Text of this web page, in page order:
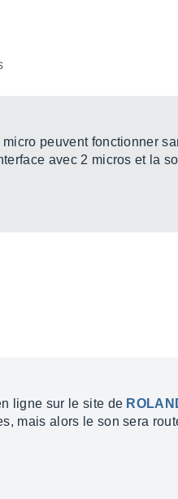
peuvent fonctionner
avec 2 micros et la
ligne sur le site de
mais alors le son sera